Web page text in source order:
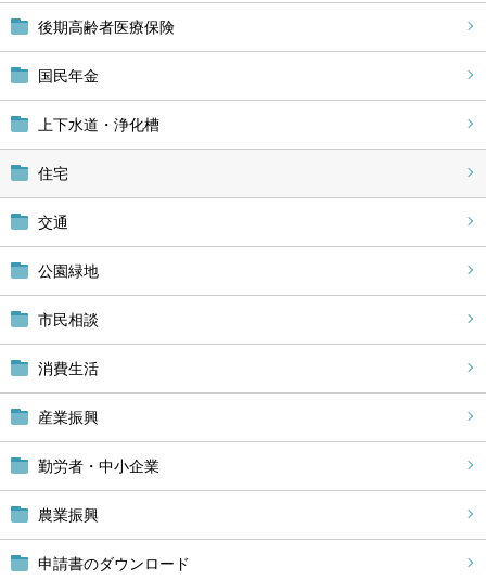
後期高齢者医療保険
国民年金
上下水道・浄化槽
住宅
交通
公園緑地
市民相談
消費生活
産業振興
勤労者・中小企業
農業振興
申請書のダウンロード